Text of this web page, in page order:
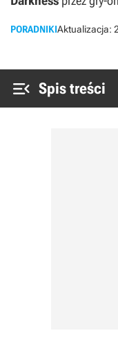
PORADNIKIAktualizacja:
 Spis treści